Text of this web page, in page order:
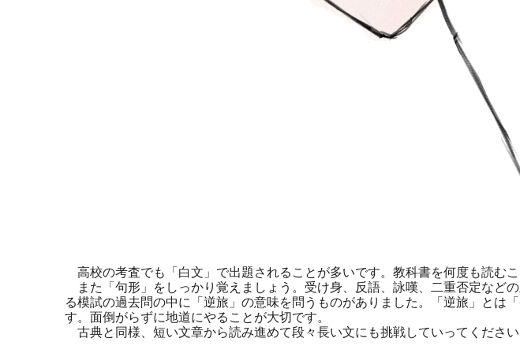
高校の考査でも「白文」で出題されることが多いです。教科書を何度も読む
また「句形」をしっかり覚えましょう。受け身、反語、詠嘆、二重否定など
る模試の過去問の中に「逆旅」の意味を問うものがありました。「逆旅」と
す。面倒がらずに地道にやることが大切です。
古典と同様、短い文章から読み進めて段々長い文にも挑戦していってください